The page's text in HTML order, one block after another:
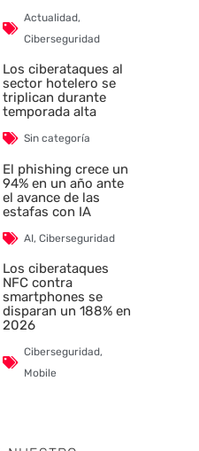
Actualidad,
Ciberseguridad
Los ciberataques al
sector hotelero se
triplican durante
temporada alta
Sin categoría
El phishing crece un
94% en un año ante
el avance de las
estafas con IA
AI,Ciberseguridad
Los ciberataques
NFC contra
smartphones se
disparan un 188% en
2026
Ciberseguridad,
Mobile